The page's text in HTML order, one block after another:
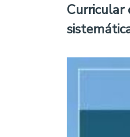
Curricular